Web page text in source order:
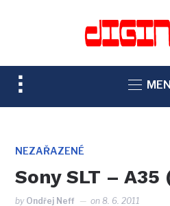
TOGGLE
SIDEBAR
NAVIGATION
NEZAŘAZENÉ
Sony SLT – A35
by Ondřej Neff on8. 6. 2011